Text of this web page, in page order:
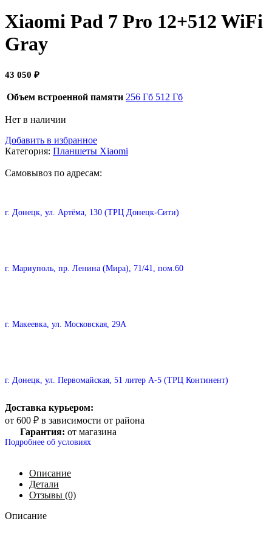
Xiaomi Pad 7 Pro 12+512 WiFi
Gray
43 050 ₽
Объем встроенной памяти 256 Гб 512 Гб
Нет в наличии
Добавить в избранное
Категория: Планшеты Xiaomi
Самовывоз по адресам:
г. Донецк, ул. Артёма, 130 (ТРЦ Донецк-Сити)
г. Мариуполь, пр. Ленина (Мира), 71/41, пом.60
г. Макеевка, ул. Московская, 29А
г. Донецк, ул. Первомайская, 51 литер А-5 (ТРЦ Континент)
Доставка курьером:
от 600 ₽ в зависимости от района
Гарантия: от магазина
Подробнее об условиях
Описание
Детали
Отзывы (0)
Описание